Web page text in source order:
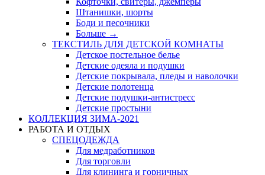
Штанишки, шорты
Боди и песочники
Больше →
ТЕКСТИЛЬ ДЛЯ ДЕТСКОЙ КОМНАТЫ
Детское постельное белье
Детские одеяла и подушки
Детские покрывала, пледы и наволочки
Детские полотенца
Детские подушки-антистресс
Детские простыни
КОЛЛЕКЦИЯ ЗИМА-2021
РАБОТА И ОТДЫХ
СПЕЦОДЕЖДА
Для медработников
Для торговли
Для клининга и горничных